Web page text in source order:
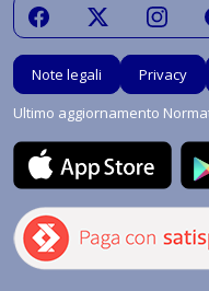
Note legali Privacy
Ultimo aggiornamento